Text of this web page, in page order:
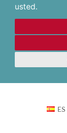
usted.
ES